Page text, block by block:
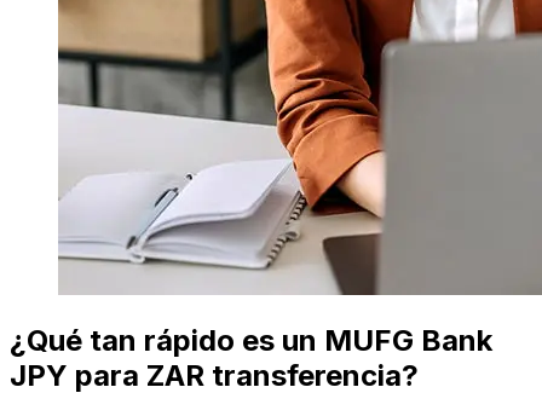
¿Qué tan rápido es un MUFG Bank
JPY para ZAR transferencia?